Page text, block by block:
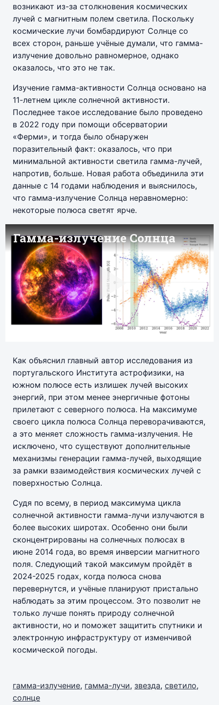
возникают из-за столкновения космических
лучей с магнитным полем светила. Поскольку
космические лучи бомбардируют Солнце со
всех сторон, раньше учёные думали, что гамма-
излучение довольно равномерное, однако
оказалось, что это не так.
Изучение гамма-активности Солнца основано на
11-летнем цикле солнечной активности.
Последнее такое исследование было проведено
в 2022 году при помощи обсерватории
«Ферми», и тогда было обнаружен
поразительный факт: оказалось, что при
минимальной активности светила гамма-лучей,
напротив, больше. Новая работа объединила эти
данные с 14 годами наблюдения и выяснилось,
что гамма-излучение Солнца неравномерно:
некоторые полюса светят ярче.
Как объяснил главный автор исследования из
португальского Института астрофизики, на
южном полюсе есть излишек лучей высоких
энергий, при этом менее энергичные фотоны
прилетают с северного полюса. На максимуме
своего цикла полюса Солнца переворачиваются,
а это меняет сложность гамма-излучения. Не
исключено, что существуют дополнительные
механизмы генерации гамма-лучей, выходящие
за рамки взаимодействия космических лучей с
поверхностью Солнца.
Судя по всему, в период максимума цикла
солнечной активности гамма-лучи излучаются в
более высоких широтах. Особенно они были
сконцентрированы на солнечных полюсах в
июне 2014 года, во время инверсии магнитного
поля. Следующий такой максимум пройдёт в
2024-2025 годах, когда полюса снова
перевернутся, и учёные планируют пристально
наблюдать за этим процессом. Это позволит не
только лучше понять природу солнечной
активности, но и поможет защитить спутники и
электронную инфраструктуру от изменчивой
космической погоды.
гамма-излучение, гамма-лучи, звезда, светило,
солнце